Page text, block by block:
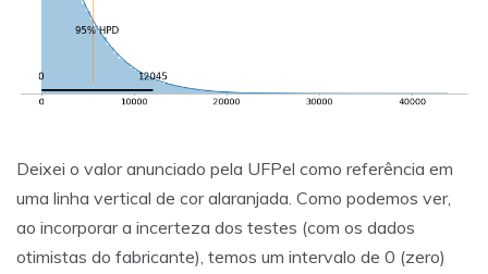
Deixei o valor anunciado pela UFPel como referência em
uma linha vertical de cor alaranjada. Como podemos ver,
ao incorporar a incerteza dos testes (com os dados
otimistas do fabricante), temos um intervalo de 0 (zero)